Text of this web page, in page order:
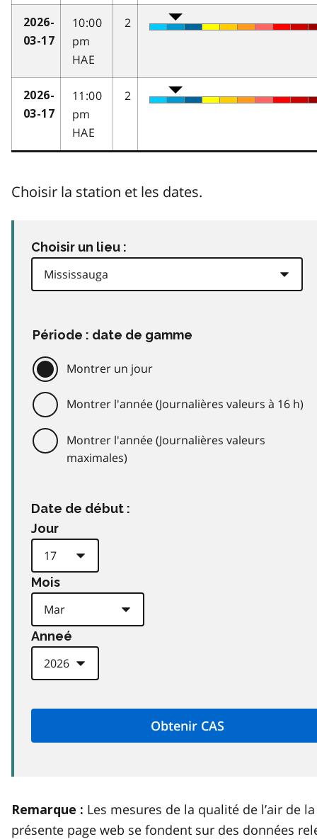
2026-
03-17
10:00
pm
HAE
2
2026-
03-17
11:00
pm
HAE
2
Choisir la station et les dates.
Choisir un lieu :
Période : date de gamme
Montrer un jour
Montrer l'année (Journalières valeurs à 16 h)
Montrer l'année (Journalières valeurs
maximales)
Date de début :
Jour
Mois
Anneé
Remarque : Les mesures de la qualité de l’air de la
présente page web se fondent sur des données